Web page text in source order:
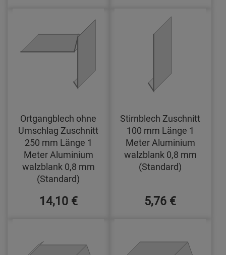
Ortgangblech ohne
Umschlag Zuschnitt
250 mm Länge 1
Meter Aluminium
walzblank 0,8 mm
(Standard)
14,10 €
Stirnblech Zuschnitt
100 mm Länge 1
Meter Aluminium
walzblank 0,8 mm
(Standard)
5,76 €